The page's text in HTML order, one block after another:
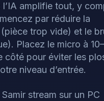
l’IA amplifie tout, y
par réduire la
trop vide) et le
Placez le micro à
côté pour éviter les
niveau d’entrée.
Samir stream sur un PC